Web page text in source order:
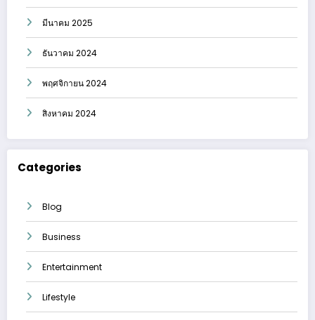
มีนาคม 2025
ธันวาคม 2024
พฤศจิกายน 2024
สิงหาคม 2024
Categories
Blog
Business
Entertainment
Lifestyle